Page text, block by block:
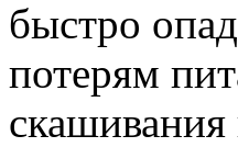
быстро
потерям